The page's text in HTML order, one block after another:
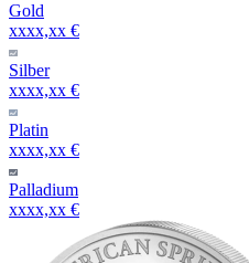
Gold
xxxx,xx €
Silber
xxxx,xx €
Platin
xxxx,xx €
Palladium
xxxx,xx €